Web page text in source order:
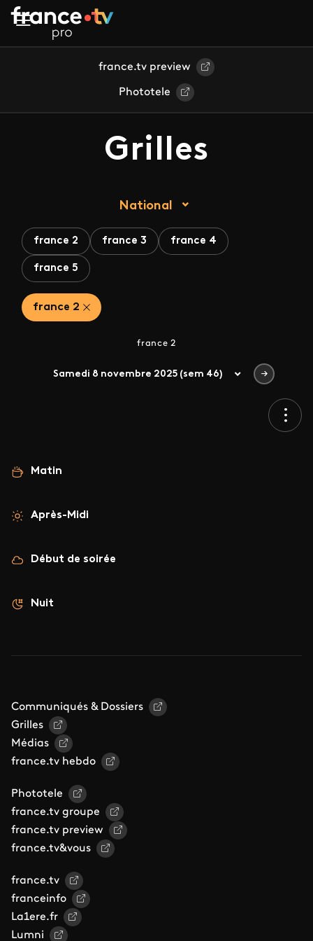
Aller au contenu principal
france.tv preview
Phototele
Grilles
National
france 2 france 3 france 4
france 5
france 2
france 2
Samedi 8 novembre 2025 (sem 46)
Matin
Après-Midi
Début de soirée
Nuit
Communiqués & Dossiers
Grilles
Médias
france.tv hebdo
Phototele
france.tv groupe
france.tv preview
france.tv&vous
france.tv
franceinfo
La1ere.fr
Lumni